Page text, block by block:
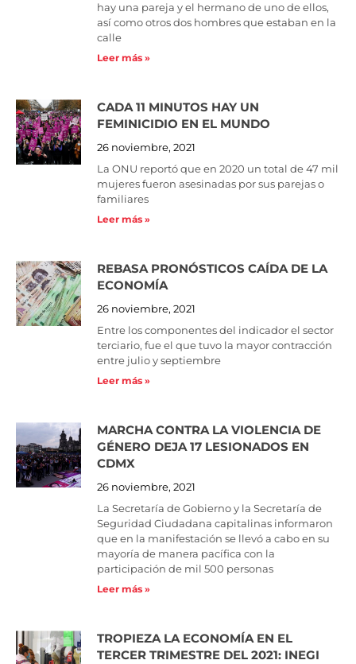
hay una pareja y el hermano de uno de ellos,
así como otros dos hombres que estaban en la
calle
Leer más »
CADA 11 MINUTOS HAY UN
FEMINICIDIO EN EL MUNDO
26 noviembre, 2021
La ONU reportó que en 2020 un total de 47 mil
mujeres fueron asesinadas por sus parejas o
familiares
Leer más »
REBASA PRONÓSTICOS CAÍDA DE LA
ECONOMÍA
26 noviembre, 2021
Entre los componentes del indicador el sector
terciario, fue el que tuvo la mayor contracción
entre julio y septiembre
Leer más »
MARCHA CONTRA LA VIOLENCIA DE
GÉNERO DEJA 17 LESIONADOS EN
CDMX
26 noviembre, 2021
La Secretaría de Gobierno y la Secretaría de
Seguridad Ciudadana capitalinas informaron
que en la manifestación se llevó a cabo en su
mayoría de manera pacífica con la
participación de mil 500 personas
Leer más »
TROPIEZA LA ECONOMÍA EN EL
TERCER TRIMESTRE DEL 2021: INEGI